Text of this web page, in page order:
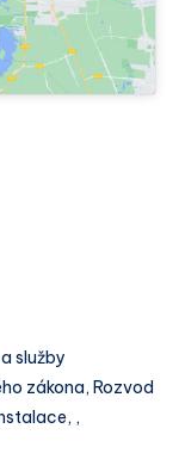
služby
zákona, Rozvod
,